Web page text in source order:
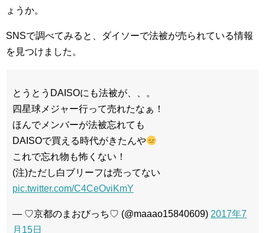
ょうか。
SNSで調べてみると、ダイソーで法被が売られている情報
を見つけました。
とうとうDAISOにも法被が、、。
四星球メジャー行って売れたなぁ！
ほんでメンバーが法被忘れても
DAISOで買える時代がきたんや
これで忘れ物も怖くない！
(注)ただし白ブリーフは売ってない
pic.twitter.com/C4CeOviKmY
— ♡京都のまおびっち♡ (@maaao15840609) 2017年7
月15日